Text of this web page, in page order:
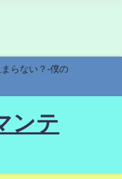
らない？-僕の
ンテ